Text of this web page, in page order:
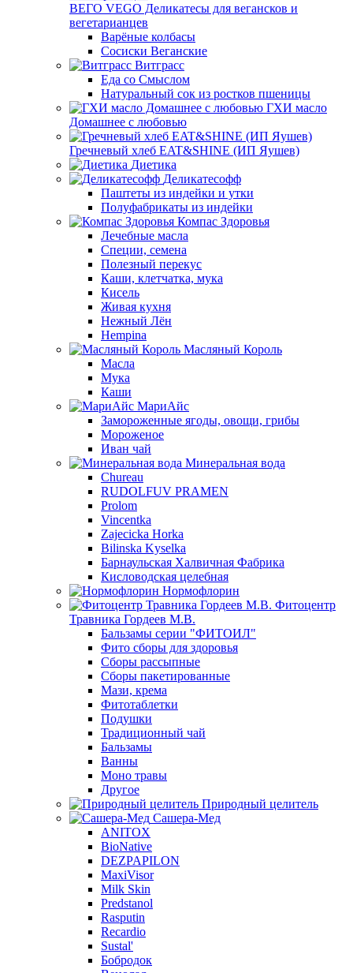
ВЕГО VEGO Деликатесы для вегансков и
вегетарианцев
Варёные колбасы
Сосиски Веганские
Витграсс
Еда со Смыслом
Натуральный сок из ростков пшеницы
ГХИ масло
Домашнее с любовью
Гречневый хлеб EAT&SHINE (ИП Яушев)
Диетика
Деликатесофф
Паштеты из индейки и утки
Полуфабрикаты из индейки
Компас Здоровья
Лечебные масла
Специи, семена
Полезный перекус
Каши, клетчатка, мука
Кисель
Живая кухня
Нежный Лён
Hempina
Масляный Король
Масла
Мука
Каши
МариАйс
Замороженные ягоды, овощи, грибы
Мороженое
Иван чай
Минеральная вода
Chureau
RUDOLFUV PRAMEN
Prolom
Vincentka
Zajecicka Horka
Bilinska Kyselka
Барнаульская Халвичная Фабрика
Кисловодская целебная
Нормофлорин
Фитоцентр
Травника Гордеев М.В.
Бальзамы серии "ФИТОИЛ"
Фито сборы для здоровья
Сборы рассыпные
Сборы пакетированные
Мази, крема
Фитотаблетки
Подушки
Традиционный чай
Бальзамы
Ванны
Моно травы
Другое
Природный целитель
Сашера-Мед
ANITOX
BioNative
DEZPAPILON
MaxiVisor
Milk Skin
Predstanol
Rasputin
Recardio
Sustal'
Бобродок